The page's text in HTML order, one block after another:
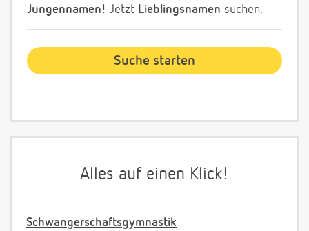
Jungennamen! Jetzt Lieblingsnamen suchen.
Alles auf einen Klick!
Schwangerschaftsgymnastik